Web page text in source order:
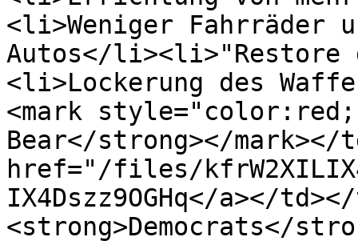
<li>Weniger Fahrräder
Autos</li><li>"Restore
<li>Lockerung des
<mark
Bear</strong></mark></
href="/files/
IX4Dszz9OGHq</a></
<strong>Democrats</